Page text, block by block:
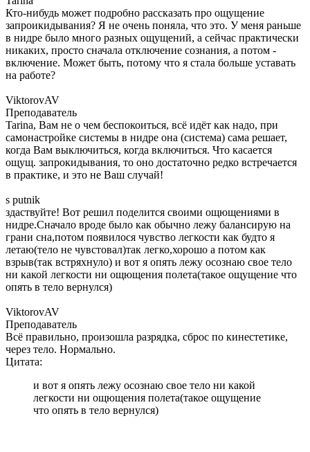
Кто-нибудь может подробно рассказать про ощущение
запроикидывания? Я не очень поняла, что это. У меня раньше
в нидре было много разных ощущений, а сейчас практически
никаких, просто сначала отключение сознания, а потом -
включение. Может быть, потому что я стала больше уставать
на работе?
ViktorovAV
Преподаватель
Tarina, Вам не о чем беспокоиться, всё идёт как надо, при
самонастройке системы в нидре она (система) сама решает,
когда Вам выключиться, когда включиться. Что касается
ощущ. запрокидывания, то оно достаточно редко встречается
в практике, и это не Ваш случай!
s putnik
здаствуйте! Вот решил поделится своими ощющениями в
нидре.Cначало вроде было как обычно лежу балансирую на
грани сна,потом появилося чувство легкости как будто я
летаю(тело не чувстовал)так легко,хорошо а потом как
взрыв(так встряхнуло) и вот я опять лежу осознаю свое тело
ни какой легкости ни ощющения полета(такое ощущение что
опять в тело вернулся)
ViktorovAV
Преподаватель
Всё правильно, произошла разрядка, сброс по кинестетике,
через тело. Нормально.
Цитата:
и вот я опять лежу осознаю свое тело ни какой
легкости ни ощющения полета(такое ощущение
что опять в тело вернулся)